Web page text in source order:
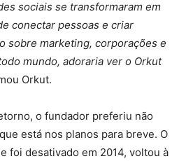
sociais se transformaram em
conectar pessoas e criar
sobre marketing, corporações e
mundo, adoraria ver o Orkut
Orkut.
o fundador preferiu não
está nos planos para breve. O
foi desativado em 2014, voltou à